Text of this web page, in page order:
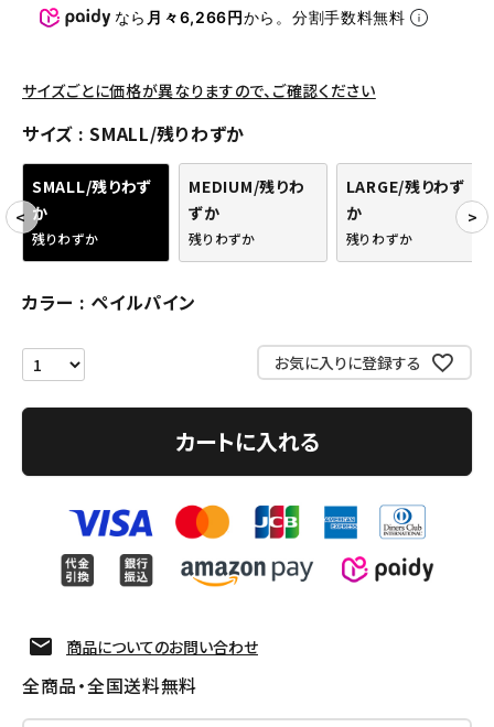
パンツ・ショーツ
SEASON
CONTENTS
ようこそ ゲスト 様
meeting_room ログイン
Follow us
なら 月々6,266円から。分割手数料無料
サイズごとに価格が異なりますので、ご確認ください
サイズ SMALL/残りわずか
SMALL/残りわず
か
残りわずか
MEDIUM/残りわ
ずか
残りわずか
LARGE/残りわず
か
残りわずか
カラー ペイルパイン
お気に入りに登録する
カートに入れる
商品についてのお問い合わせ
全商品・全国送料無料